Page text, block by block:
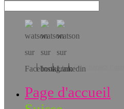
Téléchargez l’app!
Page d'accueil